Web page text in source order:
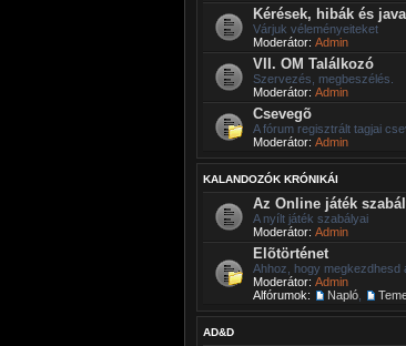
Kérések, hibák és
Várjuk véleményeiteket
Moderátor: Admin
VII. OM Találkozó
Szervezés, megbeszélés.
Moderátor: Admin
Csevegõ
A fórum regisztrált tagjai
Moderátor: Admin
KALANDOZÓK KRÓNIKÁI
Az Online játék
A nyílt játék szabályai
Moderátor: Admin
Elõtörténet
Ahhoz, hogy megkezdhesd
Moderátor: Admin
Alfórumok:
Napló
AD&D